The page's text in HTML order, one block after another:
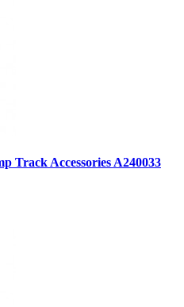
Track Accessories A240033